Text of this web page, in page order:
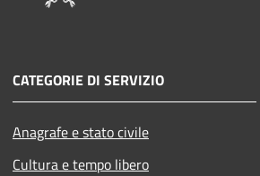
CATEGORIE DI SERVIZIO
Anagrafe e stato civile
Cultura e tempo libero